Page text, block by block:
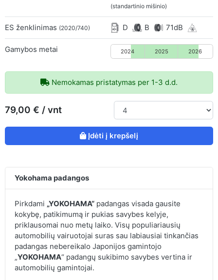
(standartinio mišinio)
ES ženklinimas (2020/740) D B 71dB
Gamybos metai 2024 2025 2026
Nemokamas pristatymas per 1-3 d.d.
79,00 € / vnt
Įdėti į krepšelį
Yokohama padangos
Pirkdami „YOKOHAMA“padangas visada gausite
kokybę, patikimumą ir pukias savybes kelyje,
priklausomai nuo metų laiko. Visų populiariausių
automobilių vairuotojai suras sau labiausiai tinkančias
padangas nebereikalo Japonijos gamintojo
„YOKOHAMA“ padangų sukibimo savybes vertina ir
automobilių gamintojai.